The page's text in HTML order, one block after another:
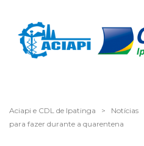
Aciapi e CDL de Ipatinga > Notícias
para fazer durante a quarentena